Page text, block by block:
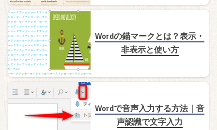
Wordの錨マークとは？表示・
非表示と使い方
Wordで音声入力する方法｜音
声認識で文字入力